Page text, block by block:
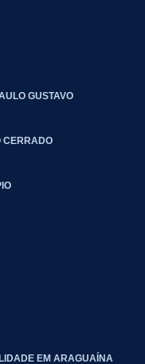
GUSTAVO
CERRADO
EM ARAGUAÍNA